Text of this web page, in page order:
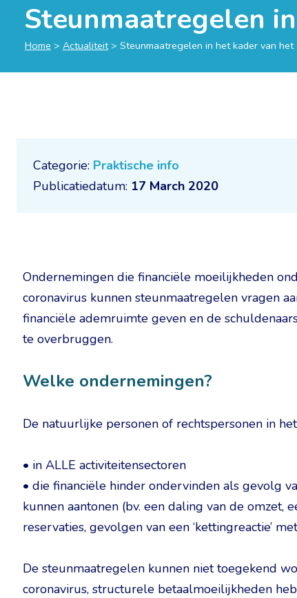
Steunmaatregelen
Home > Actualiteit> Steunmaatregelen in het kader van
Categorie: Praktische info
Publicatiedatum: 17 March 2020
Ondernemingen die financiële moeilijkheden
coronavirus kunnen steunmaatregelen vragen
financiële ademruimte geven en de
te overbruggen.
Welke ondernemingen?
De natuurlijke personen of rechtspersonen in
• in ALLE activiteitensectoren
• die financiële hinder ondervinden als gevolg
kunnen aantonen (bv. een daling van de omzet,
reservaties, gevolgen van een ‘kettingreactie’
De steunmaatregelen kunnen niet toegekend
coronavirus, structurele betaalmoeilijkheden